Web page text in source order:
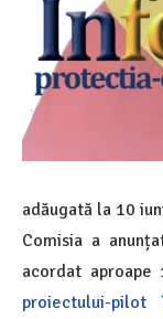
adăugată la 10
Comisia a
acordat
proiectului-pilot